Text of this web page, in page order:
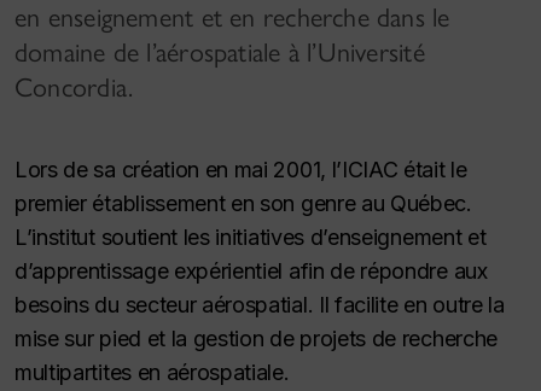
en enseignement et en recherche dans le
domaine de l’aérospatiale à l’Université
Concordia.
Lors de sa création en mai 2001, l’ICIAC était le
premier établissement en son genre au Québec.
L’institut soutient les initiatives d’enseignement et
d’apprentissage expérientiel afin de répondre aux
besoins du secteur aérospatial. Il facilite en outre la
mise sur pied et la gestion de projets de recherche
multipartites en aérospatiale.